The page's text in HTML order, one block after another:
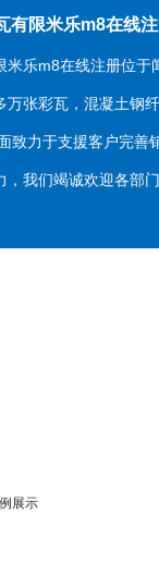
有限米乐m8在线
m8在线注册位于闻
万张彩瓦，混凝土
致力于支援客户完
，我们竭诚欢迎各